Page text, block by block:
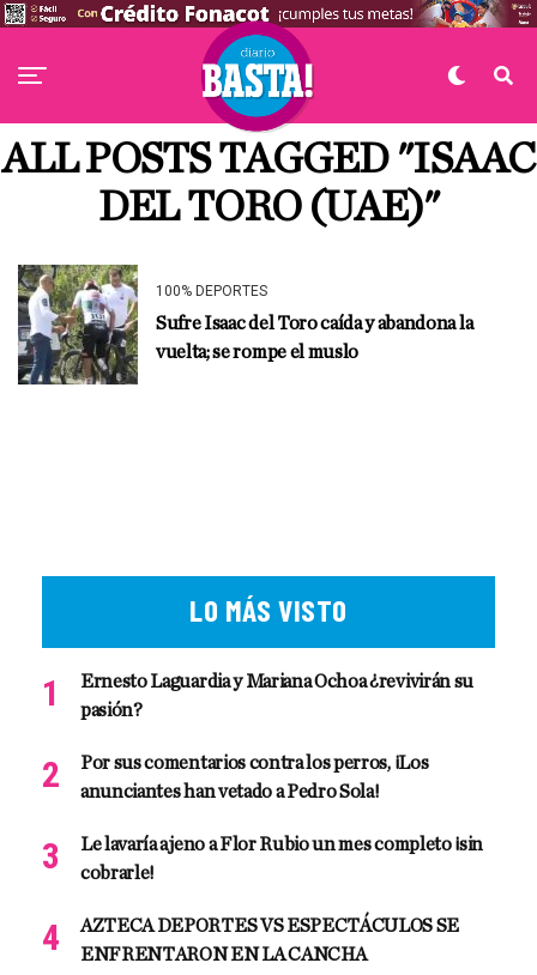
ALL POSTS TAGGED "ISAAC
DEL TORO (UAE)"
100% DEPORTES
Sufre Isaac del Toro caída y abandona la
vuelta; se rompe el muslo
LO MÁS VISTO
Ernesto Laguardia y Mariana Ochoa ¿revivirán su
pasión?
Por sus comentarios contra los perros, ¡Los
anunciantes han vetado a Pedro Sola!
Le lavaría ajeno a Flor Rubio un mes completo ¡sin
cobrarle!
AZTECA DEPORTES VS ESPECTÁCULOS SE
ENFRENTARON EN LA CANCHA